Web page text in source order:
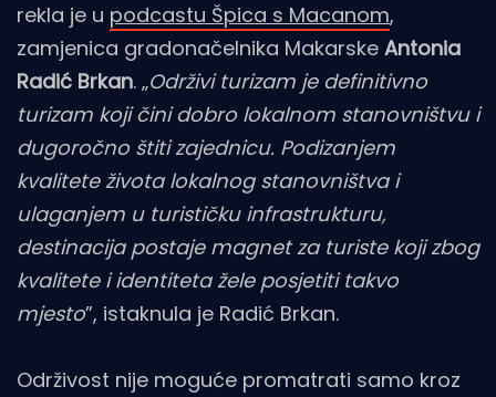
rekla je u podcastu Špica s Macanom,
zamjenica gradonačelnika Makarske Antonia
Radić Brkan. „Održivi turizam je definitivno
turizam koji čini dobro lokalnom stanovništvu i
dugoročno štiti zajednicu. Podizanjem
kvalitete života lokalnog stanovništva i
ulaganjem u turističku infrastrukturu,
destinacija postaje magnet za turiste koji zbog
kvalitete i identiteta žele posjetiti takvo
mjesto”, istaknula je Radić Brkan.
Održivost nije moguće promatrati samo kroz